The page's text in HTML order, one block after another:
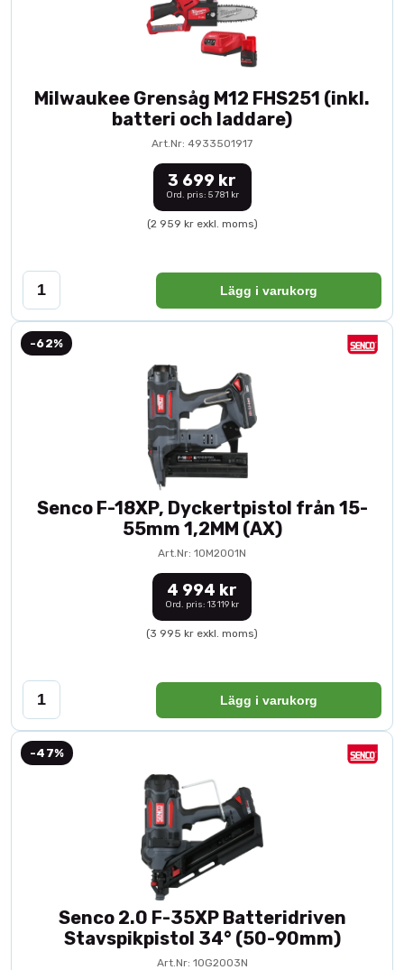
Milwaukee Grensåg M12 FHS251 (inkl.
batteri och laddare)
Art.Nr: 4933501917
3 699 kr
Ord. pris: 5 781 kr
(2 959 kr exkl. moms)
Lägg i varukorg
-62%
Senco F-18XP, Dyckertpistol från 15-
55mm 1,2MM (AX)
Art.Nr: 10M2001N
4 994 kr
Ord. pris: 13 119 kr
(3 995 kr exkl. moms)
Lägg i varukorg
-47%
Senco 2.0 F-35XP Batteridriven
Stavspikpistol 34° (50-90mm)
Art.Nr: 10G2003N